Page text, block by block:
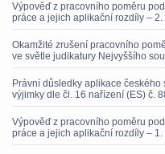
Výpověď z pracovního poměru
práce a jejich aplikační rozdíly – 2.
Okamžité zrušení pracovního
ve světle judikatury Nejvyššího
Právní důsledky aplikace
výjimky dle čl. 16 nařízení (ES) č.
Výpověď z pracovního poměru
práce a jejich aplikační rozdíly – 1.